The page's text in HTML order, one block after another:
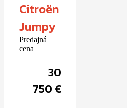
Citroën
Jumpy
Predajná
cena
30
750 €